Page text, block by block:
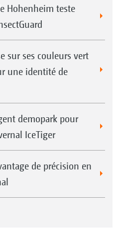
Hohenheim teste
sur ses couleurs vert
une identité de
demopark pour
IceTiger
de précision en